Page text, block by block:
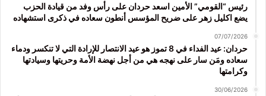
رئيس “القومي” الأمين اسعد حردان على رأس وفد من قيادة الحزب
يضع اكليل زهر على ضريح المؤسس أنطون سعاده في ذكرى استشهاده
07/07/2026
حردان: عيد الفداء في 8 تموز هو عيد الانتصار للإرادة التي لا تنكسر ودماء
سعاده ومَن سار على نهجه هي من أجل نهضة الأمة وحريتها وسيادتها
وكرامتها
30/06/2026